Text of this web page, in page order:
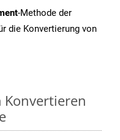
-Methode der
die Konvertierung von
Konvertieren